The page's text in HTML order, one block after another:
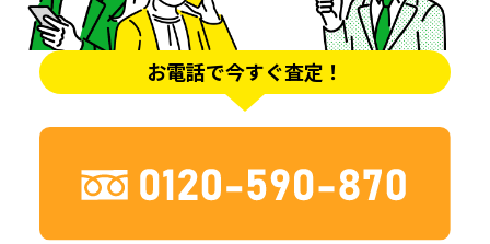
お電話で今すぐ査定！